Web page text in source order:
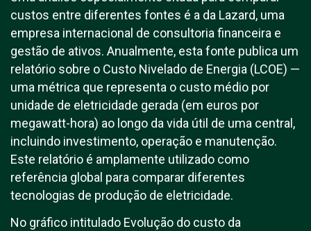
custos entre diferentes fontes é a da Lazard, uma
empresa internacional de consultoria financeira e
gestão de ativos. Anualmente, esta fonte publica um
relatório sobre o Custo Nivelado de Energia (LCOE) —
uma métrica que representa o custo médio por
unidade de eletricidade gerada (em euros por
megawatt-hora) ao longo da vida útil de uma central,
incluindo investimento, operação e manutenção.
Este relatório é amplamente utilizado como
referência global para comparar diferentes
tecnologias de produção de eletricidade.
No gráfico intitulado Evolução do custo da